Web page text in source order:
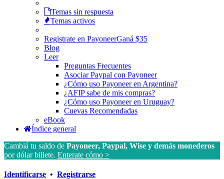
Temas sin respuesta
Temas activos
Registrate en PayoneerGaná $35
Blog
Leer
Preguntas Frecuentes
Asociar Paypal con Payoneer
¿Cómo uso Payoneer en Argentina?
¿AFIP sabe de mis compras?
¿Cómo uso Payoneer en Uruguay?
Cuevas Recomendadas
eBook
Índice general
Cambiá tu saldo de Payoneer, Paypal, Wise y demás monederos
por dólar billete. Enterate cómo >
Identificarse • Registrarse